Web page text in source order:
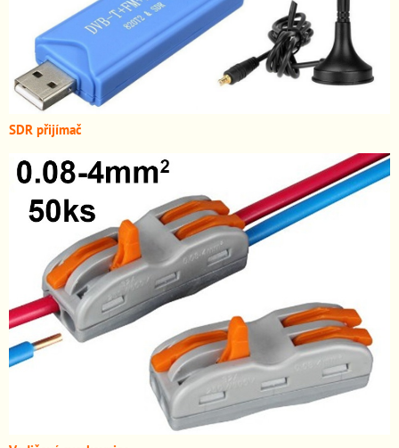
SDR přijímač